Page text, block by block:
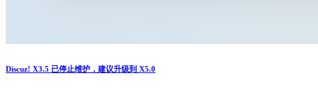
Discuz! X3.5 已停止维护，建议升级到 X5.0